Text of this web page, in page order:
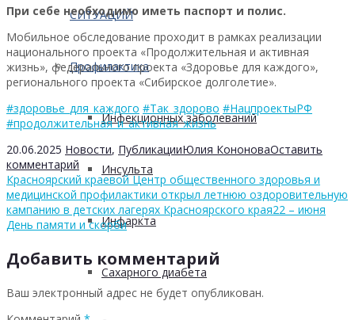
СИТУАЦИЙ
Профилактика
Инфекционных заболеваний
Инсульта
Инфаркта
Сахарного диабета
При себе необходимо иметь паспорт и полис.
Мобильное обследование проходит в рамках реализации
национального проекта «Продолжительная и активная
жизнь», федерального проекта «Здоровье для каждого»,
регионального проекта «Сибирское долголетие».
#здоровье_для_каждого #Так_здорово #НацпроектыРФ
#продолжительная_и_активная_жизнь
20.06.2025 Новости, ПубликацииЮлия КононоваОставить
комментарий
Красноярский краевой Центр общественного здоровья и
медицинской профилактики открыл летнюю оздоровительную
кампанию в детских лагерях Красноярского края22 – июня
День памяти и скорби
Добавить комментарий
Ваш электронный адрес не будет опубликован.